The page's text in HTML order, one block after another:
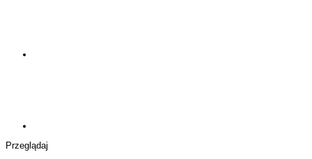
Przeglądaj